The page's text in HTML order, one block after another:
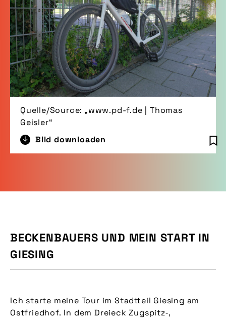
Quelle/Source: „www.pd-f.de | Thomas
Geisler“
Bild downloaden
BECKENBAUERS UND MEIN START IN
GIESING
Ich starte meine Tour im Stadtteil Giesing am
Ostfriedhof. In dem Dreieck Zugspitz‑,